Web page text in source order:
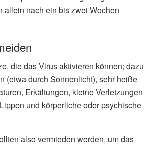
allein nach ein bis zwei Wochen
die das Virus aktivieren können; dazu
(etwa durch Sonnenlicht), sehr heiße
Erkältungen, kleine Verletzungen
und körperliche oder psychische
also vermieden werden, um das